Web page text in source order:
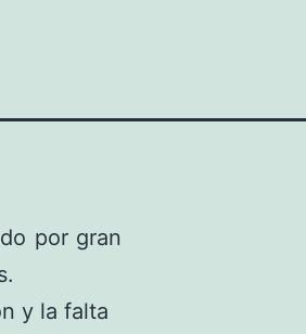
por gran
y la falta